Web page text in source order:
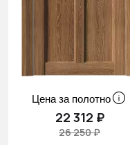
Цена за полотно
22 312 ₽
26 250 ₽